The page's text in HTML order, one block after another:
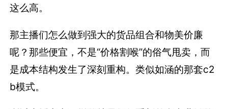
这么高。
那主播们怎么做到强大的货品组合和物美价廉
呢？那些便宜，不是“价格割喉”的俗气甩卖，而
是成本结构发生了深刻重构。类似如涵的那套c2
b模式。